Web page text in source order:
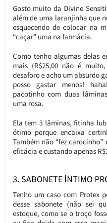
Gosto muito da Divine
além de uma laranjinha que
esquecendo de colocar na
“caçar” uma na farmácia.
Como tenho algumas delas
mais (R$25,00 não é
desaforo e acho um absurdo
posso gastar menos!
pacotinho com duas
uma rosa.
Ela tem 3 lâminas, fitinha
ótimo porque encaixa
Também não “fez
eficácia e custando apenas
3. SABONETE ÍNTIMO
Tenho um caso com Protex
desse sabonete (não sei
estoque, como se o troço